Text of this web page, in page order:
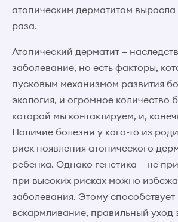
атопическим дерматитом
раза.
Атопический дерматит –
заболевание, но есть факторы,
пусковым механизмом развития
экология, и огромное количество
которой мы контактируем, и,
Наличие болезни у кого-то из
риск появления атопического
ребенка. Однако генетика – не
при высоких рисках можно
заболевания. Этому способствует
вскармливание, правильный уход